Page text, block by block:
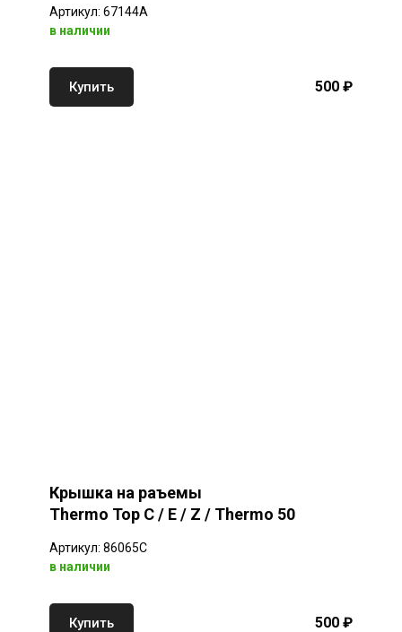
Артикул: 67144A
в наличии
Купить 500 ₽
Крышка на раъемы
Thermo Top C / E / Z / Thermo 50
Артикул: 86065C
в наличии
Купить 500 ₽